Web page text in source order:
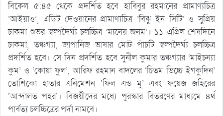
বিকেল ৫:৪৫ থেকে প্রদর্শিত হবে হাবিবুর রহমানের প্রামাণ্যচিত্র
‘আইয়াও’, এডিট দেওয়ানের প্রামাণ্যচিত্র ‘বিঝু ইন সিটি’ ও সুপ্রিয়
চাকমা শুভর স্বল্পদৈর্ঘ্য চলচ্চিত্র ‘ম্যনেয় জনম’। ১১ এপ্রিল শেষদিনে
চাকমা, তঞ্চগ্যা, জাপানিজ ভাষার মোট পাঁচটি স্বল্পদৈর্ঘ্য চলচ্চিত্র
প্রদর্শিত হবে। সে দিন প্রদর্শিত হবে সুনীল কুমার তঞ্চগ্যার ‘মাইচন্যা
কুম’ ও ‘কোয়া ফুল’, আরিফ রহমান বাদলের ‘চিতম ভিচ্চে ইগকুদিন’
তোশিকো হাতার এনিমেশন ‘ফিল এন্ড মু’ এবং ফয়েজ জহিরের
‘আন্দালত পহর’। বিজয়ীদের মধ্যে পুরস্কার বিতরণের মাধ্যমে ৪র্থ
পার্বত্য চলচ্চিত্রের পর্দা নামবে।